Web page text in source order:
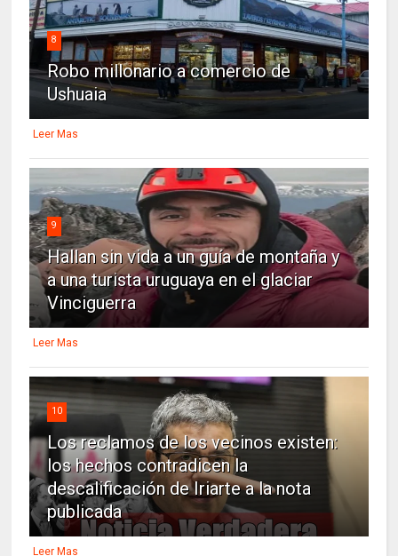
8
Robo millonario a comercio de
Ushuaia
Leer Mas
9
Hallan sin vida a un guía de montaña y
a una turista uruguaya en el glaciar
Vinciguerra
Leer Mas
10
Los reclamos de los vecinos existen:
los hechos contradicen la
descalificación de Iriarte a la nota
publicada
Leer Mas